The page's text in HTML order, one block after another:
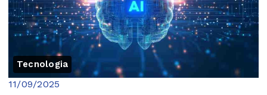
Tecnologia
11/09/2025